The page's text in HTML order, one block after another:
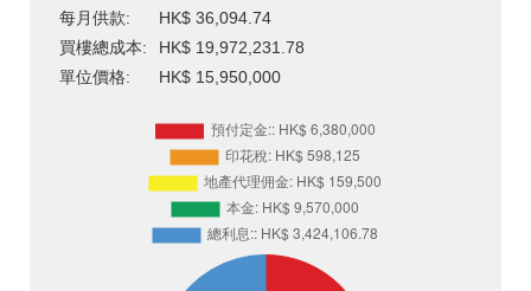
每月供款:
HK$ 36,094.74
買樓總成本:
HK$ 19,972,231.78
單位價格:
HK$ 15,950,000